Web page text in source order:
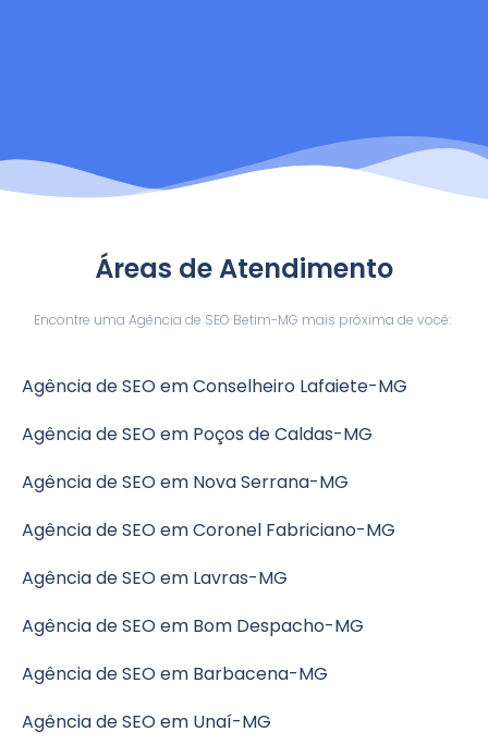
Áreas de Atendimento
Encontre uma Agência de SEO Betim-MG mais próxima de você:
Agência de SEO em Conselheiro Lafaiete-MG
Agência de SEO em Poços de Caldas-MG
Agência de SEO em Nova Serrana-MG
Agência de SEO em Coronel Fabriciano-MG
Agência de SEO em Lavras-MG
Agência de SEO em Bom Despacho-MG
Agência de SEO em Barbacena-MG
Agência de SEO em Unaí-MG